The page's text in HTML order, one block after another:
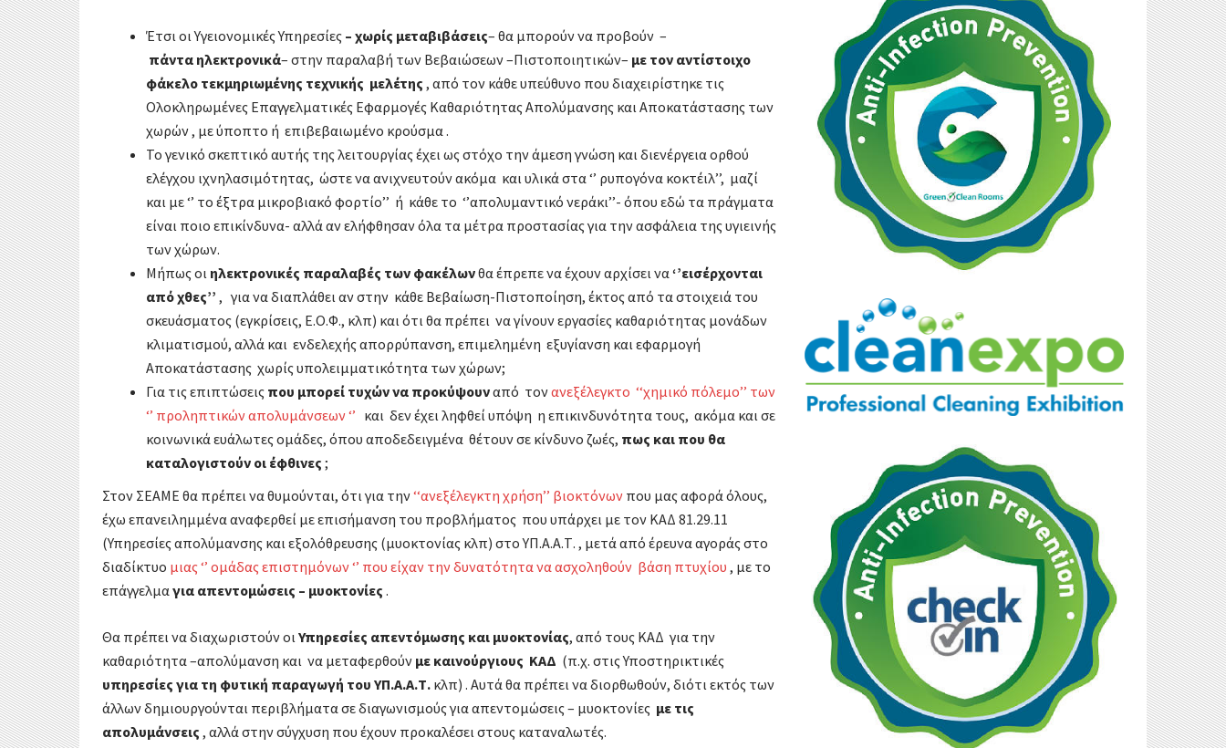
Έτσι οι Υγειονομικές Υπηρεσίες – χωρίς μεταβιβάσεις– θα μπορούν να προβούν –
πάντα ηλεκτρονικά– στην παραλαβή των Βεβαιώσεων –Πιστοποιητικών– με τον αντίστοιχο
φάκελο τεκμηριωμένης τεχνικής μελέτης , από τον κάθε υπεύθυνο που διαχειρίστηκε τις
Ολοκληρωμένες Επαγγελματικές Εφαρμογές Καθαριότητας Απολύμανσης και Αποκατάστασης των
χωρών , με ύποπτο ή επιβεβαιωμένο κρούσμα .
Το γενικό σκεπτικό αυτής της λειτουργίας έχει ως στόχο την άμεση γνώση και διενέργεια ορθού
ελέγχου ιχνηλασιμότητας, ώστε να ανιχνευτούν ακόμα και υλικά στα ‘’ ρυπογόνα κοκτέιλ’’, μαζί
και με ‘’ το έξτρα μικροβιακό φορτίο’’ ή κάθε το ‘’απολυμαντικό νεράκι’’- όπου εδώ τα πράγματα
είναι ποιο επικίνδυνα- αλλά αν ελήφθησαν όλα τα μέτρα προστασίας για την ασφάλεια της υγιεινής
των χώρων.
Μήπως οι ηλεκτρονικές παραλαβές των φακέλωνθα έπρεπε να έχουν αρχίσει να‘’εισέρχονται
από χθες’’ , για να διαπλάθει αν στην κάθε Βεβαίωση-Πιστοποίηση, έκτος από τα στοιχειά του
σκευάσματος (εγκρίσεις, Ε.Ο.Φ., κλπ) και ότι θα πρέπει να γίνουν εργασίες καθαριότητας μονάδων
κλιματισμού, αλλά και ενδελεχής απορρύπανση, επιμελημένη εξυγίανση και εφαρμογή
Αποκατάστασης χωρίς υπολειμματικότητα των χώρων;
Για τις επιπτώσεις που μπορεί τυχών να προκύψουναπό τονανεξέλεγκτο ‘‘χημικό πόλεμο’’ των
‘’ προληπτικών απολυμάνσεων ‘’ και δεν έχει ληφθεί υπόψη η επικινδυνότητα τους, ακόμα και σε
κοινωνικά ευάλωτες ομάδες, όπου αποδεδειγμένα θέτουν σε κίνδυνο ζωές, πως και που θα
καταλογιστούν οι έφθινες ;
Στον ΣΕΑΜΕ θα πρέπει να θυμούνται, ότι για την‘‘ανεξέλεγκτη χρήση’’ βιοκτόνων που μας αφορά όλους,
έχω επανειλημμένα αναφερθεί με επισήμανση του προβλήματος που υπάρχει με τον ΚΑΔ 81.29.11
(Υπηρεσίες απολύμανσης και εξολόθρευσης (μυοκτονίας κλπ) στο ΥΠ.Α.Α.Τ. , μετά από έρευνα αγοράς στο
διαδίκτυο μιας ‘’ ομάδας επιστημόνων ‘’ που είχαν την δυνατότητα να ασχοληθούν βάση πτυχίου , με το
επάγγελμαγια απεντομώσεις – μυοκτονίες .
Θα πρέπει να διαχωριστούν οιΥπηρεσίες απεντόμωσης και μυοκτονίας, από τους ΚΑΔ για την
καθαριότητα –απολύμανση και να μεταφερθούν με καινούργιους ΚΑΔ (π.χ. στις Υποστηρικτικές
υπηρεσίες για τη φυτική παραγωγή του ΥΠ.Α.Α.Τ. κλπ) . Αυτά θα πρέπει να διορθωθούν, διότι εκτός των
άλλων δημιουργούνται περιβλήματα σε διαγωνισμούς για απεντομώσεις – μυοκτονίες με τις
απολυμάνσεις , αλλά στην σύγχυση που έχουν προκαλέσει στους καταναλωτές.